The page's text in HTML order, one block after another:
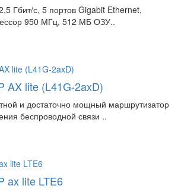
Гбит/с, 5 портов Gigabit Ethernet,
950 МГц, 512 МБ ОЗУ..
AX lite (L41G-2axD)
и достаточно мощный маршрутизатор
беспроводной связи ..
ax lite LTE6